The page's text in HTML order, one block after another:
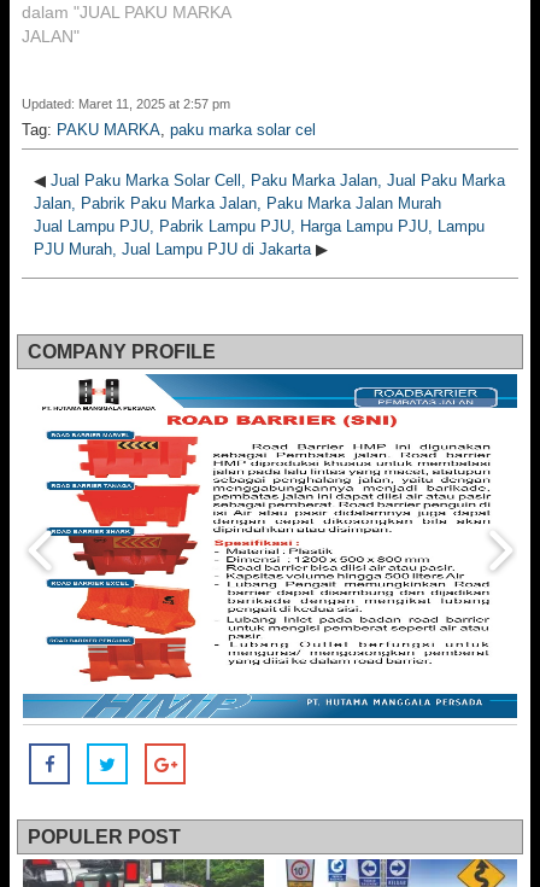
dalam "JUAL PAKU MARKA
JALAN"
Updated: Maret 11, 2025 at 2:57 pm
Tag: PAKU MARKA, paku marka solar cel
◀ Jual Paku Marka Solar Cell, Paku Marka Jalan, Jual Paku Marka
Jalan, Pabrik Paku Marka Jalan, Paku Marka Jalan Murah
Jual Lampu PJU, Pabrik Lampu PJU, Harga Lampu PJU, Lampu
PJU Murah, Jual Lampu PJU di Jakarta▶
COMPANY PROFILE
POPULER POST